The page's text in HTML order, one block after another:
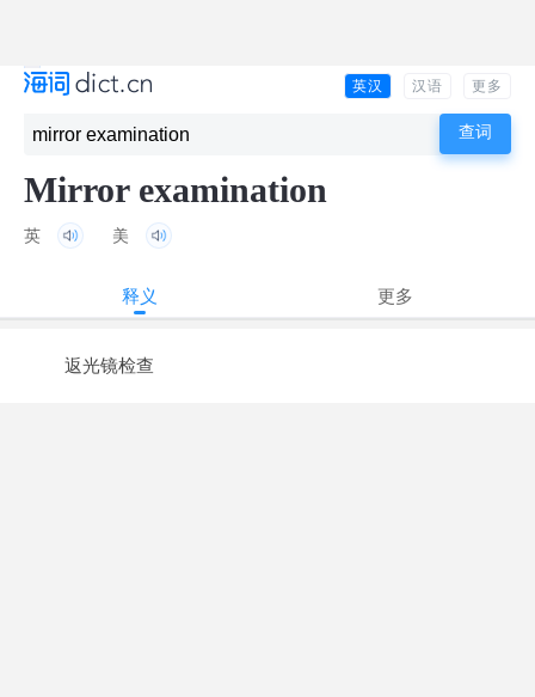
英汉 汉语 更多
Mirror examination
英 美
释义 更多
返光镜检查